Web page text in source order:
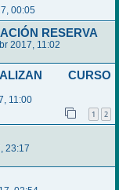
00:05
RESERVA
2017, 11:02
CURSO
11:00
1 2
23:17